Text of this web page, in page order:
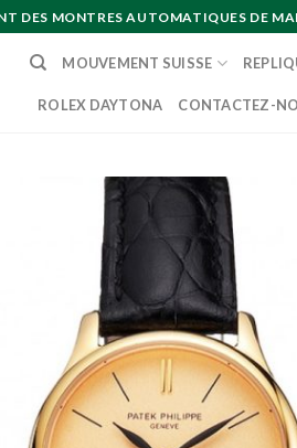
DES MONTRES AUTOMATIQUES DE
MOUVEMENT SUISSE
ROLEX DAYTONA CONTACTEZ-